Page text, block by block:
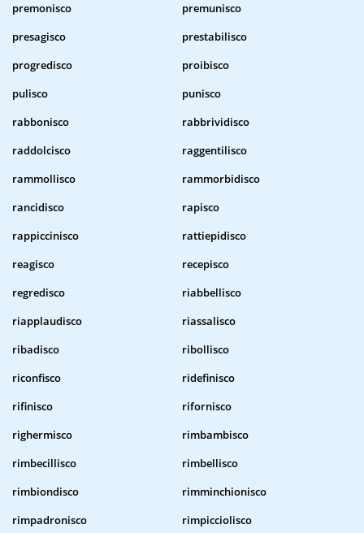
premonisco
premunisco
presagisco
prestabilisco
progredisco
proibisco
pulisco
punisco
rabbonisco
rabbrividisco
raddolcisco
raggentilisco
rammollisco
rammorbidisco
rancidisco
rapisco
rappiccinisco
rattiepidisco
reagisco
recepisco
regredisco
riabbellisco
riapplaudisco
riassalisco
ribadisco
ribollisco
riconfisco
ridefinisco
rifinisco
rifornisco
righermisco
rimbambisco
rimbecillisco
rimbellisco
rimbiondisco
rimminchionisco
rimpadronisco
rimpicciolisco